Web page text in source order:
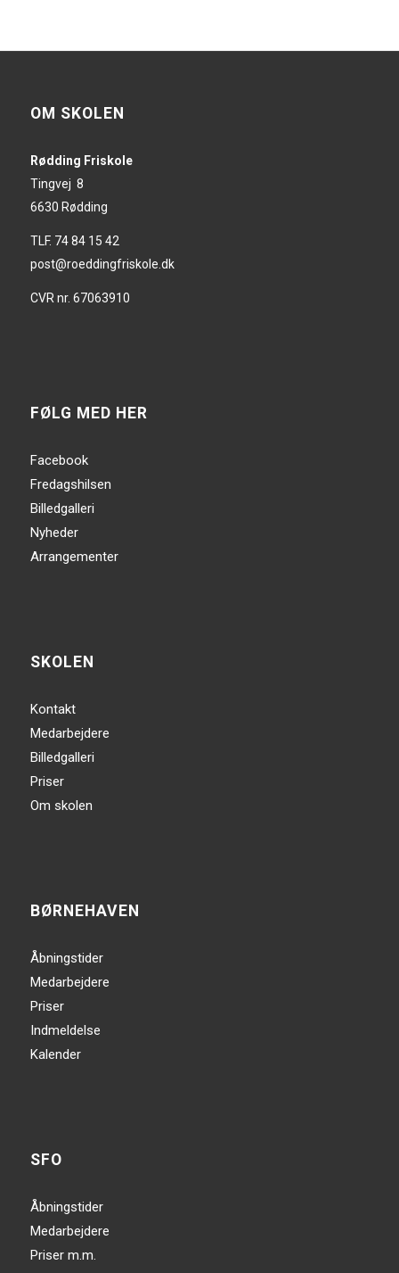
OM SKOLEN
Rødding Friskole
Tingvej 8
6630 Rødding
TLF. 74 84 15 42
post@roeddingfriskole.dk
CVR nr. 67063910
FØLG MED HER
Facebook
Fredagshilsen
Billedgalleri
Nyheder
Arrangementer
SKOLEN
Kontakt
Medarbejdere
Billedgalleri
Priser
Om skolen
BØRNEHAVEN
Åbningstider
Medarbejdere
Priser
Indmeldelse
Kalender
SFO
Åbningstider
Medarbejdere
Priser m.m.